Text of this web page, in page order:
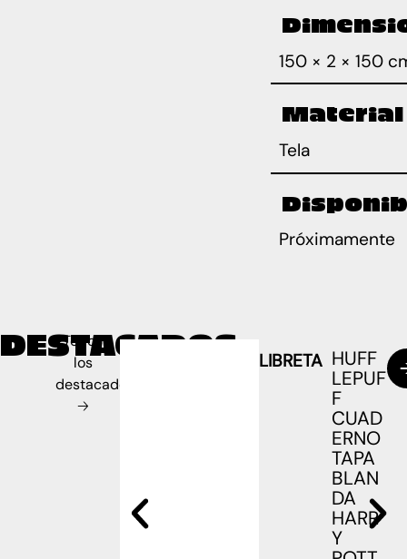
150 × 2 × 150
Material
Tela
Próximamente
DESTACADOS
Todos
los
destacados
🡢
LIBRETA HUFF
LEPUF
F
CUAD
ERNO
TAPA
BLAN
DA
HARR
Y